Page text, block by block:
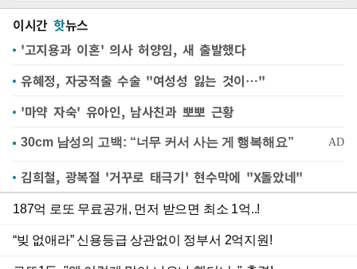
이시간 핫뉴스
'고지용과 이혼' 의사 허양임, 새 출발했다
유혜정, 자궁적출 수술 "여성성 잃는 것이…"
'마약 자숙' 유아인, 남사친과 뽀뽀 근황
김희철, 광복절 '거꾸로 태극기' 현수막에 "X돌았네"